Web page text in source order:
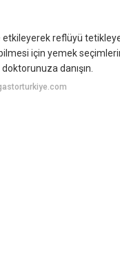
reflüyü
için yemek
danışın.